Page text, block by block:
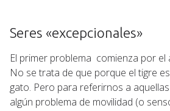
Seres «excepcionales»
El primer problema comienza por el
No se trata de que porque el tigre
gato. Pero para referirnos a
algún problema de movilidad (o